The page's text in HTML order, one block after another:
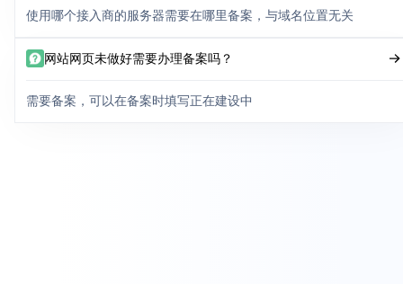
使用哪个接入商的服务器需要在哪里备案，与域名位置无关
网站网页未做好需要办理备案吗？
需要备案，可以在备案时填写正在建设中